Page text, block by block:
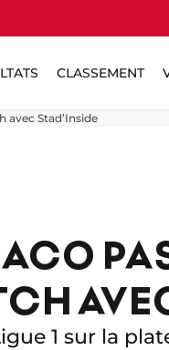
CLASSEMENT
avec Stad’Inside
1 sur la